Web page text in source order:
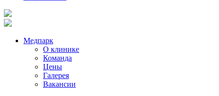
Медпарк
О клинике
Команда
Цены
Галерея
Вакансии